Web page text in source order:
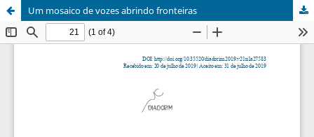
Um mosaico de vozes abrindo fronteiras